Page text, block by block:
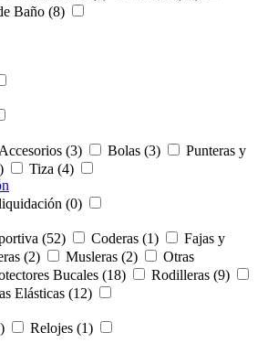
Baño (8)
Accesorios (3) Bolas (3)
Punteras y
Tiza (4)
(0)
(52)
Coderas (1)
Fajas y
(2) Musleras (2)
Otras
Bucales (18)
Rodilleras (9)
Elásticas (12)
Relojes (1)